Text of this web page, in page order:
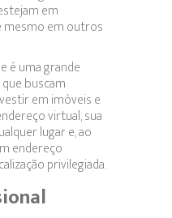
em
em outros
é uma grande
buscam
em imóveis e
virtual, sua
lugar e, ao
endereço
privilegiada.